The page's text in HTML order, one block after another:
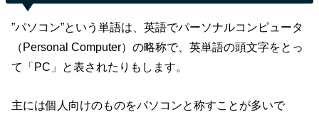
”パソコン”という単語は、英語でパーソナルコンピュータ
（Personal Computer）の略称で、英単語の頭文字をとっ
て「PC」と表されたりもします。
主には個人向けのものをパソコンと称すことが多いで